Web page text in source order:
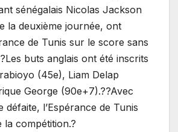
sénégalais Nicolas Jackson
la deuxième journée, ont
de Tunis sur le score sans
buts anglais ont été inscrits
(45e), Liam Delap
George (90e+7).??Avec
défaite, l’Espérance de Tunis
la compétition.?